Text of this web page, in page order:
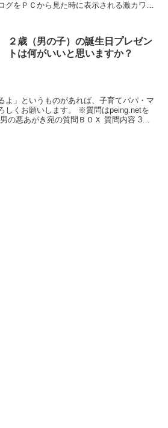
グをＰＣから見た時に表示される激カワの
２歳（男の子）の誕生日プレゼン
トは何がいいと思いますか？
よ」というものがあれば、子育てパパ・マ
しくお願いします。 ※質問はpeing.netを
の悪あがき宛の質問ＢＯＸ 質問内容 3月